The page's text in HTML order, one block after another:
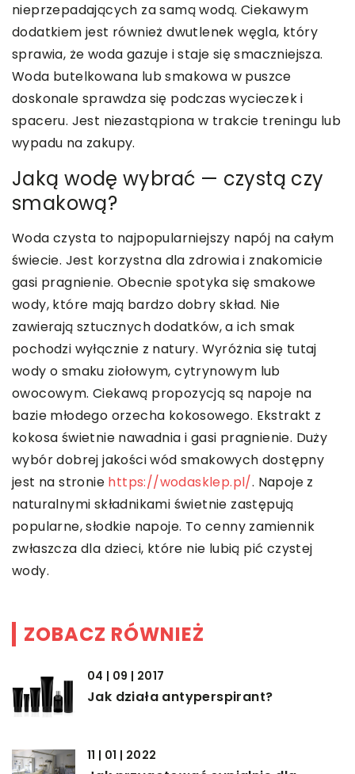
nieprzepadających za samą wodą. Ciekawym
dodatkiem jest również dwutlenek węgla, który
sprawia, że woda gazuje i staje się smaczniejsza.
Woda butelkowana lub smakowa w puszce
doskonale sprawdza się podczas wycieczek i
spaceru. Jest niezastąpiona w trakcie treningu lub
wypadu na zakupy.
Jaką wodę wybrać — czystą czy
smakową?
Woda czysta to najpopularniejszy napój na całym
świecie. Jest korzystna dla zdrowia i znakomicie
gasi pragnienie. Obecnie spotyka się smakowe
wody, które mają bardzo dobry skład. Nie
zawierają sztucznych dodatków, a ich smak
pochodzi wyłącznie z natury. Wyróżnia się tutaj
wody o smaku ziołowym, cytrynowym lub
owocowym. Ciekawą propozycją są napoje na
bazie młodego orzecha kokosowego. Ekstrakt z
kokosa świetnie nawadnia i gasi pragnienie. Duży
wybór dobrej jakości wód smakowych dostępny
jest na stronie https://wodasklep.pl/. Napoje z
naturalnymi składnikami świetnie zastępują
popularne, słodkie napoje. To cenny zamiennik
zwłaszcza dla dzieci, które nie lubią pić czystej
wody.
ZOBACZ RÓWNIEŻ
04 | 09 | 2017
Jak działa antyperspirant?
11 | 01 | 2022